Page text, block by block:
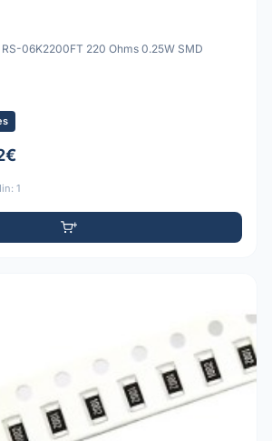
06K2200FT 220 Ohms 0.25W SMD
1